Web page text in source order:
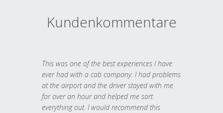
Kundenkommentare
This was one of the best experiences I have
ever had with a cab company. I had problems
at the airport and the driver stayed with me
for over an hour and helped me sort
everything out. I would recommend this